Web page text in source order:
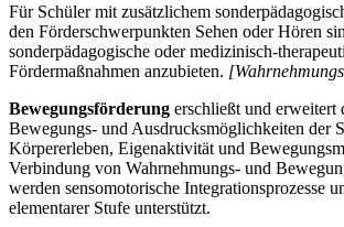
Für Schüler mit zusätzlichem
den Förderschwerpunkten Sehen oder Hören
sonderpädagogische oder medizinisch-
Fördermaßnahmen anzubieten.
Bewegungsförderung erschließt und erweitert
Bewegungs- und Ausdrucksmöglichkeiten der
Körpererleben, Eigenaktivität und
Verbindung von Wahrnehmungs- und
werden sensomotorische Integrationsprozesse
elementarer Stufe unterstützt.